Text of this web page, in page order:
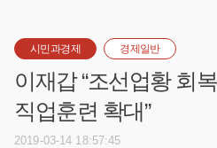
시민과경제 경제일반
이재갑 “조선업황 회
직업훈련 확대”
2019-03-14 18:57:45